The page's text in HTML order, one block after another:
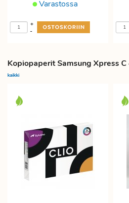
Varastossa
-
+
Kopiopaperit Samsung Xpress
kaikki